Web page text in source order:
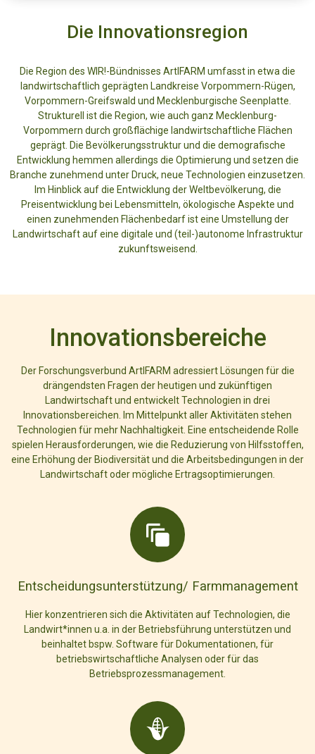
Die Innovationsregion
Die Region des WIR!-Bündnisses ArtIFARM umfasst in etwa die
landwirtschaftlich geprägten Landkreise Vorpommern-Rügen,
Vorpommern-Greifswald und Mecklenburgische Seenplatte.
Strukturell ist die Region, wie auch ganz Mecklenburg-
Vorpommern durch großflächige landwirtschaftliche Flächen
geprägt. Die Bevölkerungsstruktur und die demografische
Entwicklung hemmen allerdings die Optimierung und setzen die
Branche zunehmend unter Druck, neue Technologien einzusetzen.
Im Hinblick auf die Entwicklung der Weltbevölkerung, die
Preisentwicklung bei Lebensmitteln, ökologische Aspekte und
einen zunehmenden Flächenbedarf ist eine Umstellung der
Landwirtschaft auf eine digitale und (teil-)autonome Infrastruktur
zukunftsweisend.
Innovationsbereiche
Der Forschungsverbund ArtIFARM adressiert Lösungen für die
drängendsten Fragen der heutigen und zukünftigen
Landwirtschaft und entwickelt Technologien in drei
Innovationsbereichen. Im Mittelpunkt aller Aktivitäten stehen
Technologien für mehr Nachhaltigkeit. Eine entscheidende Rolle
spielen Herausforderungen, wie die Reduzierung von Hilfsstoffen,
eine Erhöhung der Biodiversität und die Arbeitsbedingungen in der
Landwirtschaft oder mögliche Ertragsoptimierungen.
Entscheidungsunterstützung/ Farmmanagement
Hier konzentrieren sich die Aktivitäten auf Technologien, die
Landwirt*innen u.a. in der Betriebsführung unterstützen und
beinhaltet bspw. Software für Dokumentationen, für
betriebswirtschaftliche Analysen oder für das
Betriebsprozessmanagement.